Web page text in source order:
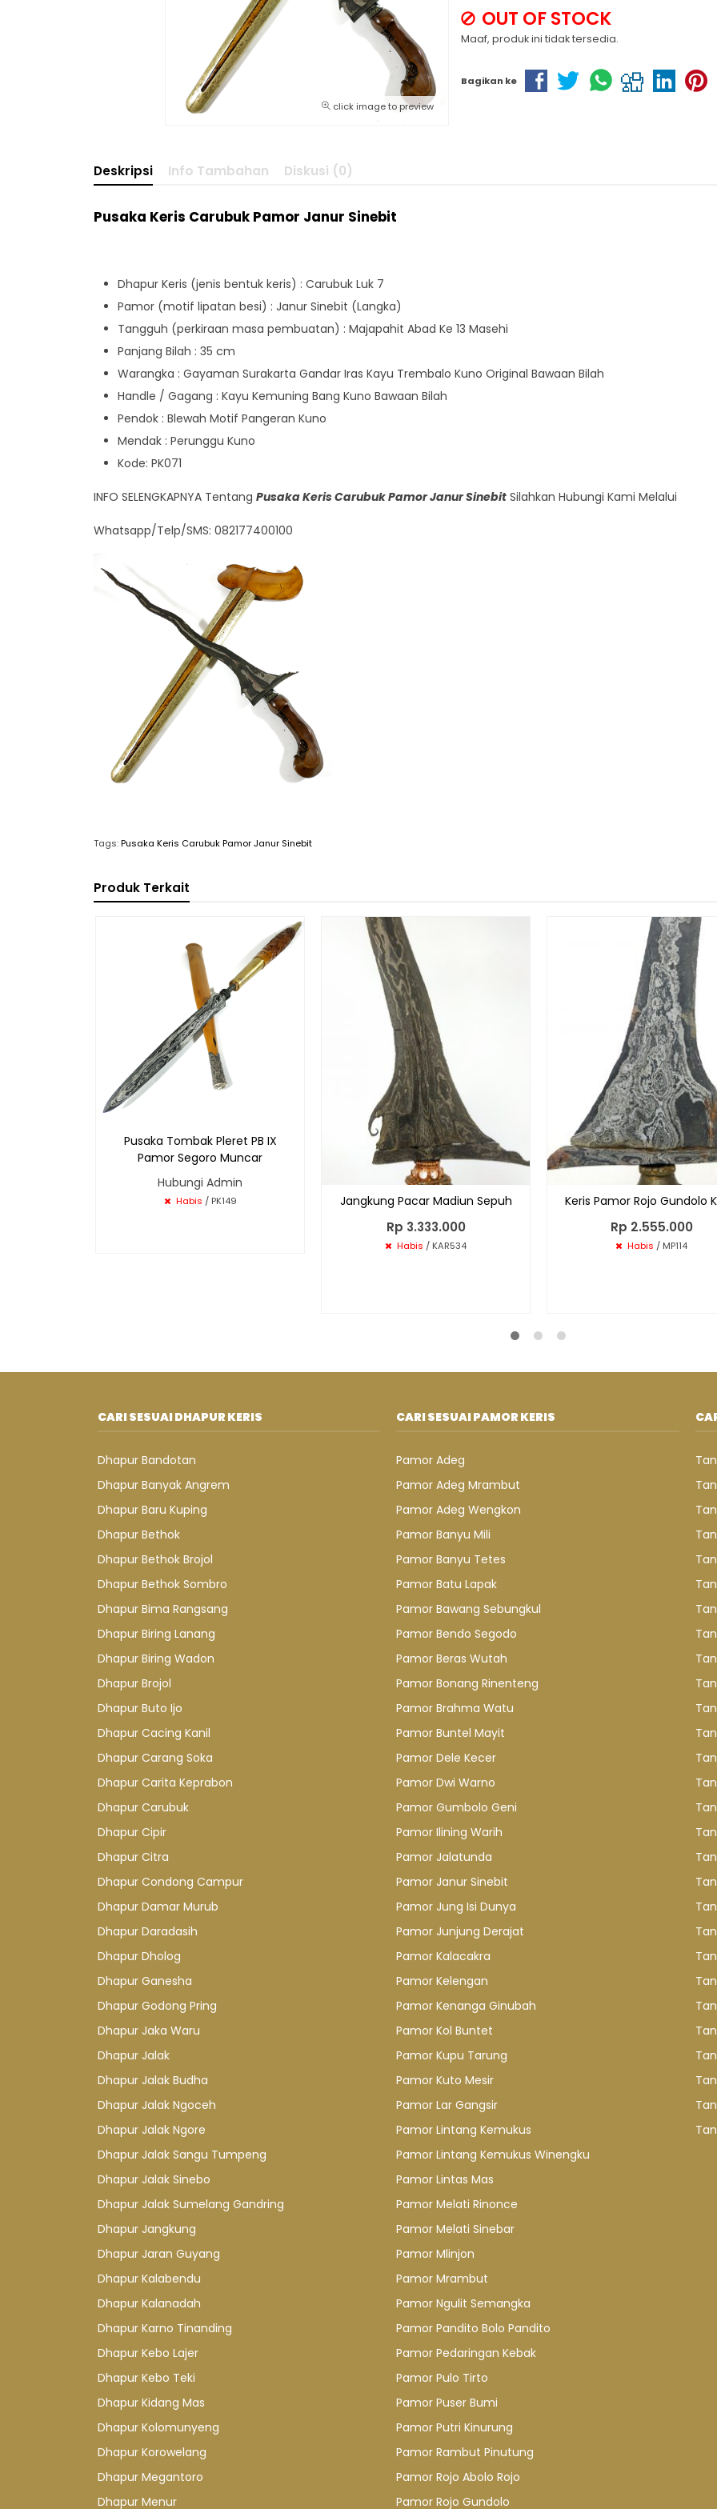
click image to preview
OUT OF STOCK
Maaf, produk ini tidak tersedia.
Bagikan ke
Deskripsi Info Tambahan Diskusi (0)
Pusaka Keris Carubuk Pamor Janur Sinebit
Dhapur Keris (jenis bentuk keris) : Carubuk Luk 7
Pamor (motif lipatan besi) : Janur Sinebit (Langka)
Tangguh (perkiraan masa pembuatan) : Majapahit Abad Ke 13 Masehi
Panjang Bilah : 35 cm
Warangka : Gayaman Surakarta Gandar Iras Kayu Trembalo Kuno Original Bawaan Bilah
Handle / Gagang : Kayu Kemuning Bang Kuno Bawaan Bilah
Pendok : Blewah Motif Pangeran Kuno
Mendak : Perunggu Kuno
Kode: PK071
INFO SELENGKAPNYA Tentang Pusaka Keris Carubuk Pamor Janur Sinebit Silahkan Hubungi Kami Melalui
Whatsapp/Telp/SMS: 082177400100
Tags:Pusaka Keris Carubuk Pamor Janur Sinebit
Produk Terkait
Pusaka Tombak Pleret PB IX
Pamor Segoro Muncar
Hubungi Admin
Habis / PK149 Jangkung Pacar Madiun Sepuh
Rp 3.333.000
Habis / KAR534
Keris Pamor Rojo Gundolo
Rp 2.555.000
Habis / MP114
CARI SESUAI DHAPUR KERIS
Dhapur Bandotan
Dhapur Banyak Angrem
Dhapur Baru Kuping
Dhapur Bethok
Dhapur Bethok Brojol
Dhapur Bethok Sombro
Dhapur Bima Rangsang
Dhapur Biring Lanang
Dhapur Biring Wadon
Dhapur Brojol
Dhapur Buto Ijo
Dhapur Cacing Kanil
Dhapur Carang Soka
Dhapur Carita Keprabon
Dhapur Carubuk
Dhapur Cipir
Dhapur Citra
Dhapur Condong Campur
Dhapur Damar Murub
Dhapur Daradasih
Dhapur Dholog
Dhapur Ganesha
Dhapur Godong Pring
Dhapur Jaka Waru
Dhapur Jalak
Dhapur Jalak Budha
Dhapur Jalak Ngoceh
Dhapur Jalak Ngore
Dhapur Jalak Sangu Tumpeng
Dhapur Jalak Sinebo
Dhapur Jalak Sumelang Gandring
Dhapur Jangkung
Dhapur Jaran Guyang
Dhapur Kalabendu
Dhapur Kalanadah
Dhapur Karno Tinanding
Dhapur Kebo Lajer
Dhapur Kebo Teki
Dhapur Kidang Mas
Dhapur Kolomunyeng
Dhapur Korowelang
Dhapur Megantoro
Dhapur Menur
CARI SESUAI PAMOR KERIS
Pamor Adeg
Pamor Adeg Mrambut
Pamor Adeg Wengkon
Pamor Banyu Mili
Pamor Banyu Tetes
Pamor Batu Lapak
Pamor Bawang Sebungkul
Pamor Bendo Segodo
Pamor Beras Wutah
Pamor Bonang Rinenteng
Pamor Brahma Watu
Pamor Buntel Mayit
Pamor Dele Kecer
Pamor Dwi Warno
Pamor Gumbolo Geni
Pamor Ilining Warih
Pamor Jalatunda
Pamor Janur Sinebit
Pamor Jung Isi Dunya
Pamor Junjung Derajat
Pamor Kalacakra
Pamor Kelengan
Pamor Kenanga Ginubah
Pamor Kol Buntet
Pamor Kupu Tarung
Pamor Kuto Mesir
Pamor Lar Gangsir
Pamor Lintang Kemukus
Pamor Lintang Kemukus Winengku
Pamor Lintas Mas
Pamor Melati Rinonce
Pamor Melati Sinebar
Pamor Mlinjon
Pamor Mrambut
Pamor Ngulit Semangka
Pamor Pandito Bolo Pandito
Pamor Pedaringan Kebak
Pamor Pulo Tirto
Pamor Puser Bumi
Pamor Putri Kinurung
Pamor Rambut Pinutung
Pamor Rojo Abolo Rojo
Pamor Rojo Gundolo